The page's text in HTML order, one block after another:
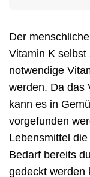
Der
Vitamin K
notwendige
werden. Da das
kann es in
vorgefunden
Lebensmittel
Bedarf bereits
gedeckt werden